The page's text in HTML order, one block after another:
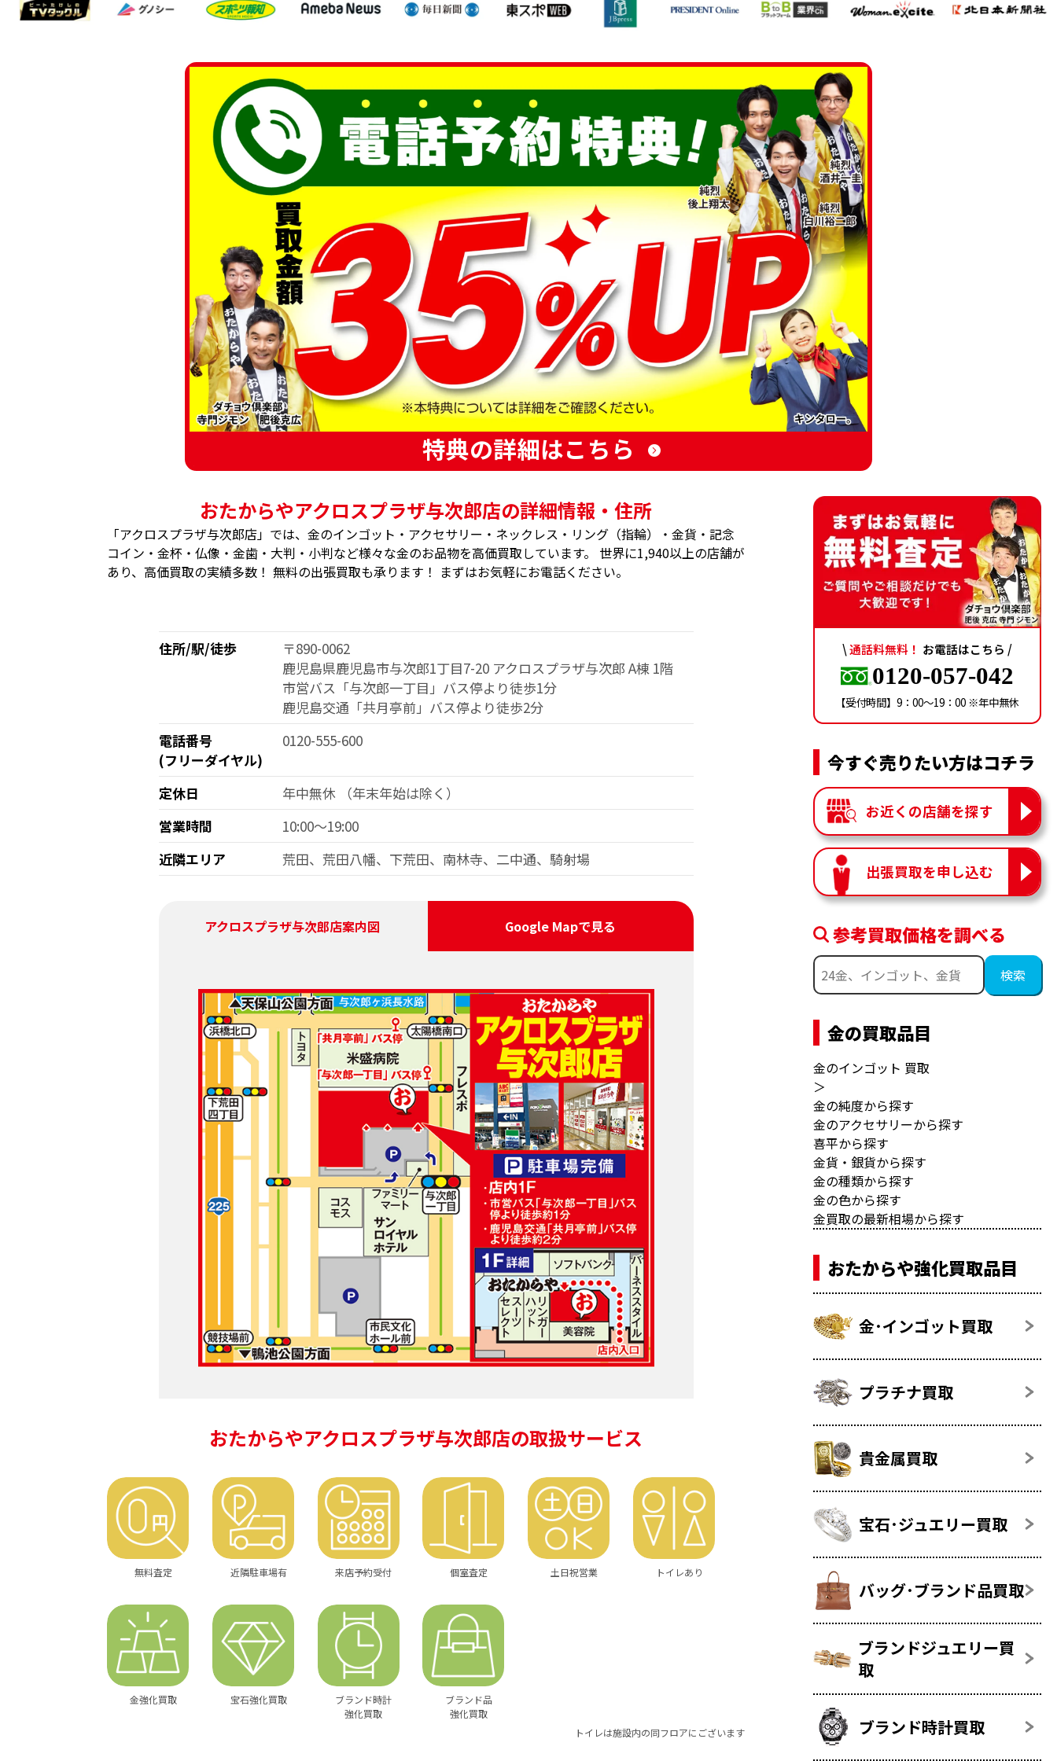
特典の詳細はこちら
おたからやアクロスプラザ与次郎店の詳細情報・住所
「アクロスプラザ与次郎店」では、金のインゴット・アクセサリー・ネックレス・リング（指輪）・金貨・記念
コイン・金杯・仏像・金歯・大判・小判など様々な金のお品物を高価買取しています。 世界に1,940以上の店舗が
あり、高価買取の実績多数！ 無料の出張買取も承ります！ まずはお気軽にお電話ください。
住所/駅/徒歩
〒890-0062
鹿児島県鹿児島市与次郎1丁目7-20 アクロスプラザ与次郎 A棟 1階
市営バス「与次郎一丁目」バス停より徒歩1分
鹿児島交通「共月亭前」バス停より徒歩2分
電話番号
(フリーダイヤル)
0120-555-600
定休日
年中無休 （年末年始は除く）
営業時間
10:00～19:00
近隣エリア
荒田、荒田八幡、下荒田、南林寺、二中通、騎射場
アクロスプラザ与次郎店案内図 Google Mapで見る
おたからやアクロスプラザ与次郎店の取扱サービス
無料査定 近隣駐車場有 来店予約受付 個室査定 土日祝営業 トイレあり
金強化買取 宝石強化買取
ブランド時計
強化買取
ブランド品
強化買取
トイレは施設内の同フロアにございます
\通話料無料！ お電話はこちら /
0120-057-042
【受付時間】9：00〜19：00 ※年中無休
今すぐ売りたい方はコチラ
お近くの店舗を探す
出張買取を申し込む
参考買取価格を調べる
金の買取品目
金のインゴット 買取
＞
金の純度から探す
金のアクセサリーから探す
喜平から探す
金貨・銀貨から探す
金の種類から探す
金の色から探す
金買取の最新相場から探す
おたからや強化買取品目
金･インゴット買取
プラチナ買取
貴金属買取
宝石･ジュエリー買取
バッグ･ブランド品買取
ブランドジュエリー買
取
ブランド時計買取